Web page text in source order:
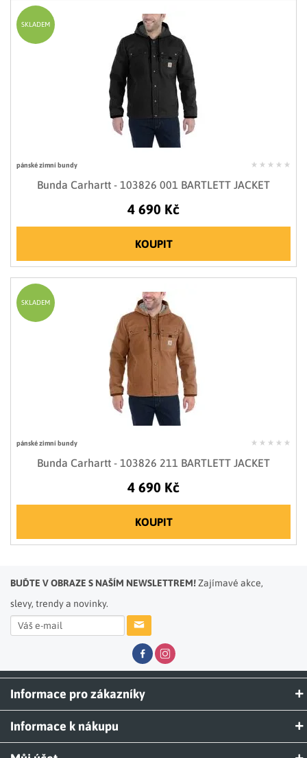
pánské zimní bundy
Bunda Carhartt - 103826 001 BARTLETT JACKET
4 690 Kč
KOUPIT
SKLADEM
pánské zimní bundy
Bunda Carhartt - 103826 211 BARTLETT JACKET
4 690 Kč
KOUPIT
SKLADEM
BUĎTE V OBRAZE S NAŠÍM NEWSLETTREM!Zajímavé akce,
slevy, trendy a novinky.
Informace pro zákazníky
Informace k nákupu